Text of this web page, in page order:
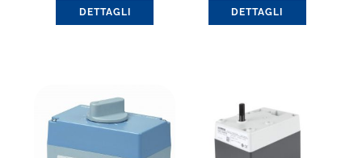
DETTAGLI DETTAGLI